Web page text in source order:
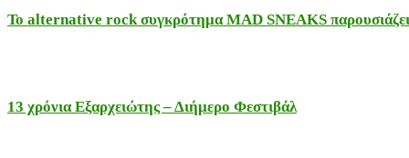
Το alternative rock συγκρότημα MAD SNEAKS
13 χρόνια Εξαρχειώτης – Διήμερο Φεστιβάλ